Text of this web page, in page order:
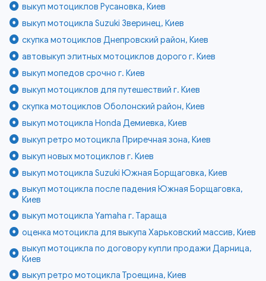
выкуп мотоциклов Русановка, Киев
выкуп мотоцикла Suzuki Зверинец, Киев
скупка мотоциклов Днепровский район, Киев
автовыкуп элитных мотоциклов дорого г. Киев
выкуп мопедов срочно г. Киев
выкуп мотоциклов для путешествий г. Киев
скупка мотоциклов Оболонский район, Киев
выкуп мотоцикла Honda Демиевка, Киев
выкуп ретро мотоцикла Приречная зона, Киев
выкуп новых мотоциклов г. Киев
выкуп мотоцикла Suzuki Южная Борщаговка, Киев
выкуп мотоцикла после падения Южная Борщаговка,
Киев
выкуп мотоцикла Yamaha г. Тараща
оценка мотоцикла для выкупа Харьковский массив, Киев
выкуп мотоцикла по договору купли продажи Дарница,
Киев
выкуп ретро мотоцикла Троещина, Киев